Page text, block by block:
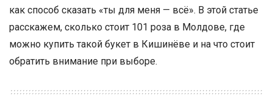
как способ сказать «ты для меня — всё». В этой статье
расскажем, сколько стоит 101 роза в Молдове, где
можно купить такой букет в Кишинёве и на что стоит
обратить внимание при выборе.